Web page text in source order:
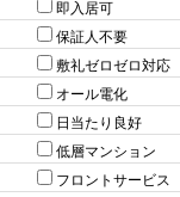
即入居可
保証人不要
敷礼ゼロゼロ対応
オール電化
日当たり良好
低層マンション
フロントサービス